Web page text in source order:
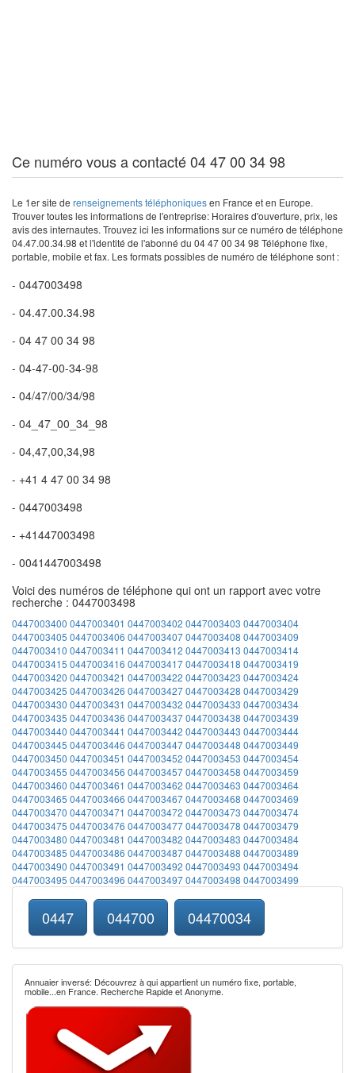
Ce numéro vous a contacté 04 47 00 34 98
Le 1er site de renseignements téléphoniquesen France et en Europe.
Trouver toutes les informations de l'entreprise: Horaires d'ouverture, prix, les
avis des internautes. Trouvez ici les informations sur ce numéro de téléphone
04.47.00.34.98 et l'identité de l'abonné du 04 47 00 34 98 Téléphone fixe,
portable, mobile et fax. Les formats possibles de numéro de téléphone sont :
- 0447003498
- 04.47.00.34.98
- 04 47 00 34 98
- 04-47-00-34-98
- 04/47/00/34/98
- 04_47_00_34_98
- 04,47,00,34,98
- +41 4 47 00 34 98
- 0447003498
- +41447003498
- 0041447003498
Voici des numéros de téléphone qui ont un rapport avec votre
recherche : 0447003498
0447003400 0447003401 0447003402 0447003403 0447003404
0447003405 0447003406 04470034070447003408 0447003409
0447003410 0447003411 0447003412 0447003413 0447003414
0447003415 0447003416 04470034170447003418 0447003419
0447003420 0447003421 0447003422 0447003423 0447003424
0447003425 0447003426 04470034270447003428 0447003429
0447003430 0447003431 0447003432 0447003433 0447003434
0447003435 0447003436 04470034370447003438 0447003439
0447003440 0447003441 0447003442 0447003443 0447003444
0447003445 0447003446 04470034470447003448 0447003449
0447003450 0447003451 0447003452 0447003453 0447003454
0447003455 0447003456 04470034570447003458 0447003459
0447003460 0447003461 0447003462 0447003463 0447003464
0447003465 0447003466 04470034670447003468 0447003469
0447003470 0447003471 0447003472 0447003473 0447003474
0447003475 0447003476 04470034770447003478 0447003479
0447003480 0447003481 0447003482 0447003483 0447003484
0447003485 0447003486 04470034870447003488 0447003489
0447003490 0447003491 0447003492 0447003493 0447003494
0447003495 0447003496 04470034970447003498 0447003499
0447 044700 04470034
Annuaier inversé: Découvrez à qui appartient un numéro fixe, portable,
mobile...en France. Recherche Rapide et Anonyme.